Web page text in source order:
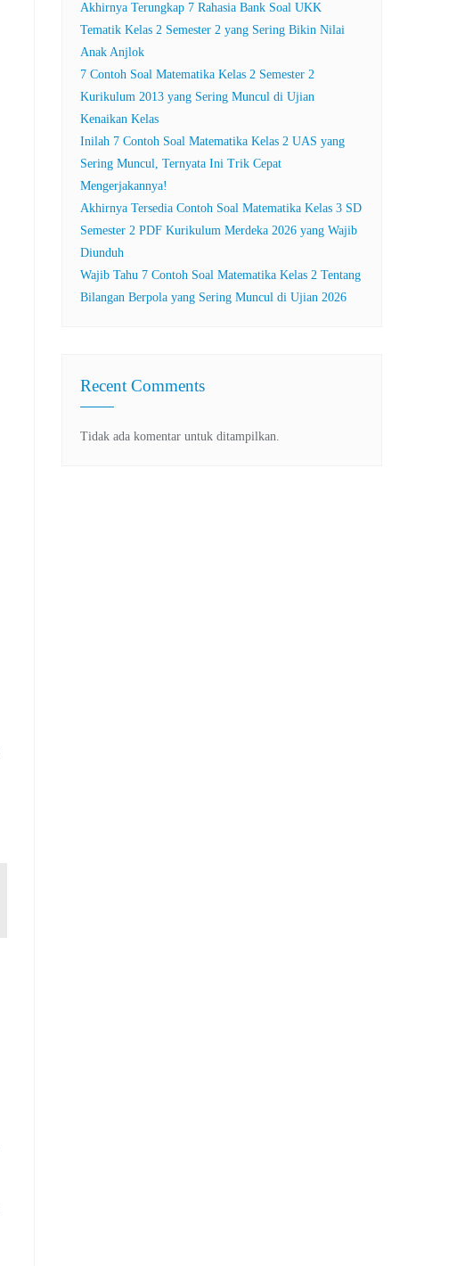
Akhirnya Terungkap 7 Rahasia Bank Soal UKK
Tematik Kelas 2 Semester 2 yang Sering Bikin Nilai
Anak Anjlok
7 Contoh Soal Matematika Kelas 2 Semester 2
Kurikulum 2013 yang Sering Muncul di Ujian
Kenaikan Kelas
Inilah 7 Contoh Soal Matematika Kelas 2 UAS yang
Sering Muncul, Ternyata Ini Trik Cepat
Mengerjakannya!
Akhirnya Tersedia Contoh Soal Matematika Kelas 3 SD
Semester 2 PDF Kurikulum Merdeka 2026 yang Wajib
Diunduh
Wajib Tahu 7 Contoh Soal Matematika Kelas 2 Tentang
Bilangan Berpola yang Sering Muncul di Ujian 2026
Recent Comments
Tidak ada komentar untuk ditampilkan.